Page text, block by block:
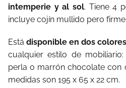
intemperie y al sol. Tiene 4
incluye cojín mullido pero
Está disponible en dos
cualquier estilo de
perla o marrón chocolate con
medidas son 195 x 65 x 22 cm.